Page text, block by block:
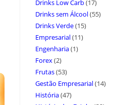
Drinks Low Carb(17)
Drinks sem Álcool(55)
Drinks Verde(15)
Empresarial(11)
Engenharia(1)
Forex(2)
Frutas(53)
Gestão Empresarial(14)
História(47)